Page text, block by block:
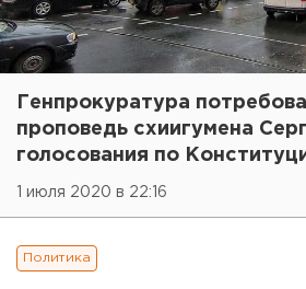
Генпрокуратура
проповедь схиигумена
голосования по
1 июля 2020 в 22:16
Политика